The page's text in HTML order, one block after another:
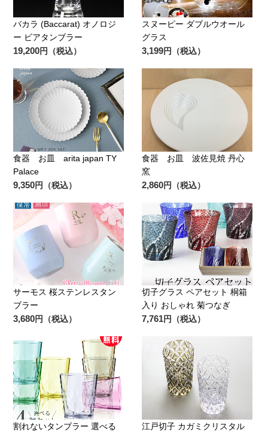
バカラ (Baccarat) オノロジ
ー ビアタンブラー
19,200円（税込）
スヌーピー ダブルウオール
グラス
3,199円（税込）
食器 お皿 arita japan TY
Palace
9,350円（税込）
食器 お皿 波佐見焼 丹心
窯
2,860円（税込）
サーモス 桜ステンレスタン
ブラー
3,680円（税込）
切子グラス ペアセット 桐箱
入り おしゃれ 菊つなぎ
7,761円（税込）
割れないタンブラー 選べる
江戸切子 カガミクリスタル